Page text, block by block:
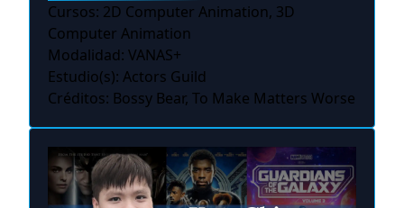
Cursos: 2D Computer Animation, 3D
Computer Animation
Modalidad: VANAS+
Estudio(s): Actors Guild
Créditos: Bossy Bear, To Make Matters Worse